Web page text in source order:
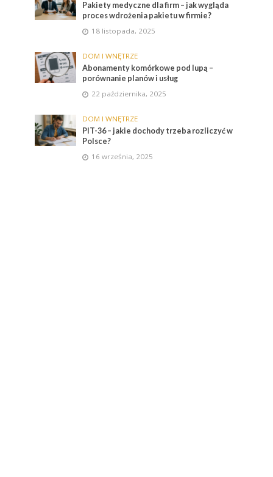
Pakiety medyczne dla firm – jak wygląda
proces wdrożenia pakietu w firmie?
18 listopada, 2025
DOM I WNĘTRZE
Abonamenty komórkowe pod lupą –
porównanie planów i usług
22 października, 2025
DOM I WNĘTRZE
PIT-36 – jakie dochody trzeba rozliczyć w
Polsce?
16 września, 2025